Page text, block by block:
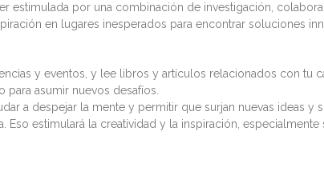
estimulada por una combinación de investigación,
en lugares inesperados para encontrar soluciones
y eventos, y lee libros y artículos relacionados con tu
asumir nuevos desafíos.
a despejar la mente y permitir que surjan nuevas ideas y
estimulará la creatividad y la inspiración,